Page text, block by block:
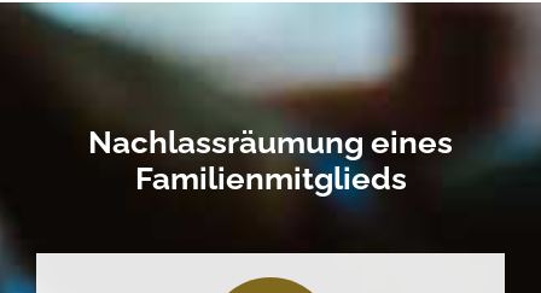
Nachlassräumung eines
Familienmitglieds